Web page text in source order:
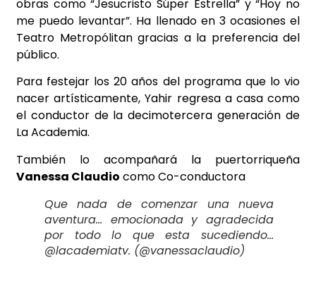
obras como “Jesucristo Súper Estrella” y “Hoy no
me puedo levantar”. Ha llenado en 3 ocasiones el
Teatro Metropólitan gracias a la preferencia del
público.
Para festejar los 20 años del programa que lo vio
nacer artísticamente, Yahir regresa a casa como
el conductor de la decimotercera generación de
La Academia.
También lo acompañará la puertorriqueña
Vanessa Claudio como Co-conductora
Que nada de comenzar una nueva
aventura… emocionada y agradecida
por todo lo que esta sucediendo…
@lacademiatv. (@vanessaclaudio)